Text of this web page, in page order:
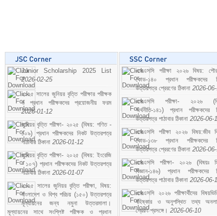
Junior Scholarship 2025 List
2026-02-25
২০২৫ সালের জুনিয়র বৃত্তি পরীক্ষার পরীক্ষক
ও প্রধান পরীক্ষকদের প্রয়োজনীয় ফরম
2026-01-12
জুনিয়র বৃত্তি পরীক্ষা- ২০২৫ (বিষয়: গণিত -
১০৯) প্রধান পরীক্ষকদের নিকট উত্তরপত্র
পাঠাবার ঠিকানা 2026-01-12
জুনিয়র বৃত্তি পরীক্ষা- ২০২৫ (বিষয়: ইংরেজি
- ১০৭) প্রধান পরীক্ষকদের নিকট উত্তরপত্র
পাঠাবার ঠিকানা 2026-01-07
২০২৫ সালের জুনিয়র বৃত্তি পরীক্ষা, বিষয়:
বাংলাদেশ ও বিশ্ব পরিচয় (১৫০) উত্তরপত্র
মূল্যায়নের জন্য নমুনা উত্তরমালা।
মূল্যায়নের সাথে সংশ্লিষ্ট পরীক্ষক ও প্রধান
এসএসসি পরীক্ষা ২০২৬ বিষয়:
কোড-১৪০ প্রধান পরীক্ষকদের
উত্তরপত্র প্রেরণের ঠিকানা 2026-
এসএসসি পরীক্ষা- ২০২৬
অর্থনীতি-১৪১) প্রধান পরীক্ষকদের
উত্তরপত্র পাঠাবার ঠিকানা 2026-06-
এসএসসি পরীক্ষা ২০২৬ বিষয়:জীব
কোড-১৩৮ প্রধান পরীক্ষকদের
উত্তরপত্র প্রেরণের ঠিকানা 2026-
এসএসসি পরীক্ষা- ২০২৬ (বিষয়ঃ
বিজ্ঞান-১৪৬) প্রধান পরীক্ষকদের
উত্তরপত্র পাঠাবার ঠিকানা 2026-06-
এসএসসি ২০২৬ পরীক্ষার্থীদের
বহিষ্কার ও অনুপস্থিত তথ্য
প্রেরণ প্রসঙ্গে। 2026-06-10